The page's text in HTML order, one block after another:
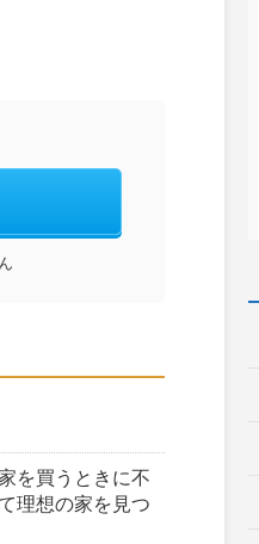
を買うときに不
理想の家を見つ